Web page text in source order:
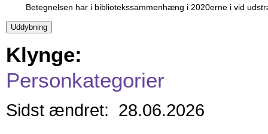
Betegnelsen har i bibliotekssammenhæng i 2020erne i vid
Klynge:
Personkategorier
Sidst ændret: 28.06.2026